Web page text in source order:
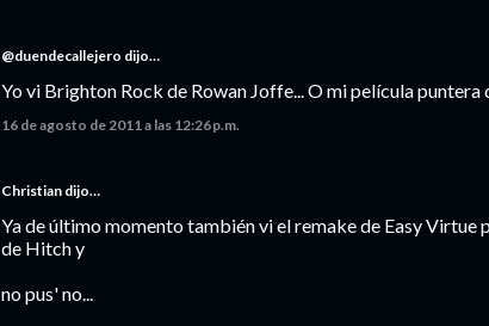
@duendecallejero dijo…
Yo vi Brighton Rock de Rowan Joffe... O mi película puntera
16 de agosto de 2011 a las 12:26 p.m.
Christian dijo…
Ya de último momento también vi el remake de Easy Virtue
de Hitch y
no pus' no...